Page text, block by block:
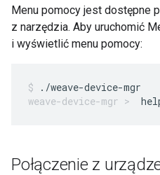
Menu pomocy jest dostępne
z narzędzia. Aby uruchomić
i wyświetlić menu pomocy:
./weave-device-mgr
Połączenie z